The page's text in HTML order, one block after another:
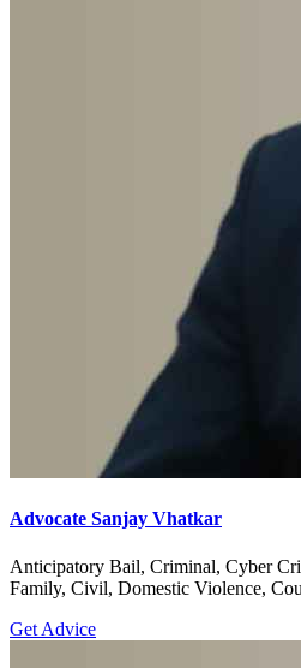
Advocate Sanjay Vhatkar
Anticipatory Bail, Criminal, Cyber
Family, Civil, Domestic Violence,
Get Advice